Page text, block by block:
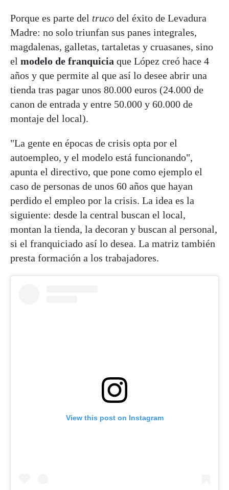
Porque es parte del truco del éxito de Levadura
Madre: no solo triunfan sus panes integrales,
magdalenas, galletas, tartaletas y cruasanes, sino
el modelo de franquicia que López creó hace 4
años y que permite al que así lo desee abrir una
tienda tras pagar unos 80.000 euros (24.000 de
canon de entrada y entre 50.000 y 60.000 de
montaje del local).
"La gente en épocas de crisis opta por el
autoempleo, y el modelo está funcionando",
apunta el directivo, que pone como ejemplo el
caso de personas de unos 60 años que hayan
perdido el empleo por la crisis. La idea es la
siguiente: desde la central buscan el local,
montan la tienda, la decoran y buscan al personal,
si el franquiciado así lo desea. La matriz también
presta formación a los trabajadores.
View this post on Instagram